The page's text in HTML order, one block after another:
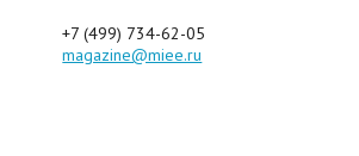
+7 (499) 734-62-05
magazine@miee.ru